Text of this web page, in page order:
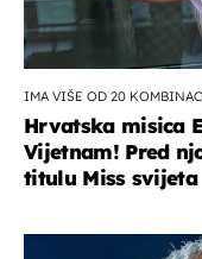
IMA VIŠE OD 20
Hrvatska misica
Vijetnam! Pred
titulu Miss svijeta